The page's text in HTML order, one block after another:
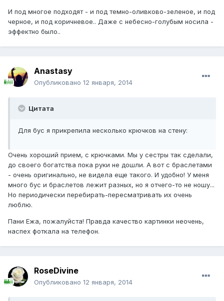
И под многое подходят - и под темно-оливково-зеленое, и под
черное, и под коричневое.. Даже с небесно-голубым носила -
эффектно было..
Anastasy
Опубликовано 12 января, 2014
Цитата
Для бус я прикрепила несколько крючков на стену:
Очень хороший прием, с крючками. Мы у сестры так сделали,
до своего богатства пока руки не дошли. А вот с браслетами
- очень оригинально, не видела еще такого. И удобно! У меня
много бус и браслетов лежит разных, но я отчего-то не ношу...
Но периодически перебирать-пересматривать их очень
люблю.
Пани Ежа, пожалуйста! Правда качество картинки неочень,
наспех фоткала на телефон.
RoseDivine
Опубликовано 12 января, 2014